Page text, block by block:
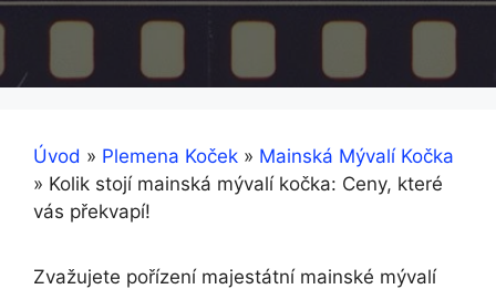
Úvod » Plemena Koček » Mainská Mývalí Kočka
» Kolik stojí mainská mývalí kočka: Ceny, které
vás překvapí!
Zvažujete pořízení majestátní mainské mývalí